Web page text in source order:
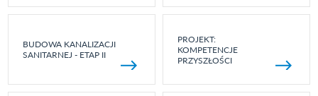
BUDOWA KANALIZACJI
SANITARNEJ - ETAP II
PROJEKT:
KOMPETENCJE
PRZYSZŁOŚCI